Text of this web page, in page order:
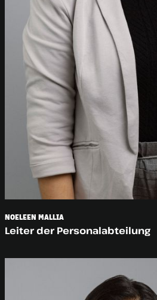
NOELEEN MALLIA
Leiter der Personalabteilung